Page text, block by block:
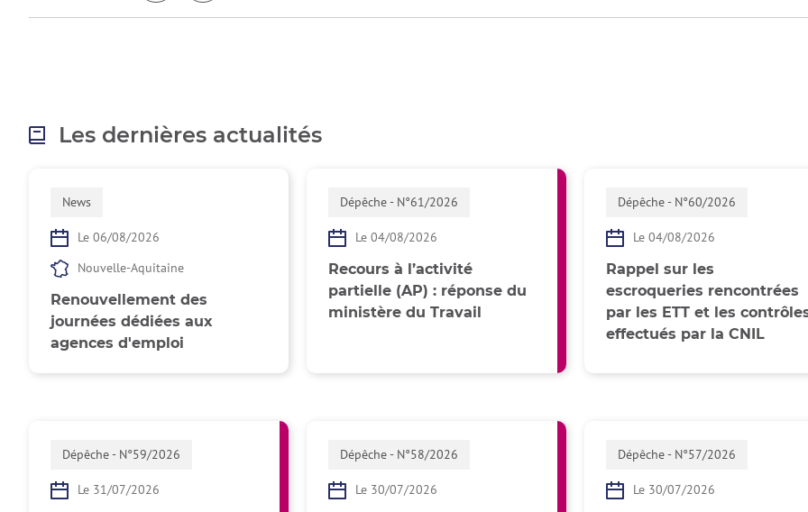
Les dernières actualités
News
Le 06/08/2026
Nouvelle-Aquitaine
Renouvellement des
journées dédiées aux
agences d'emploi
Dépêche - N°61/2026
Le 04/08/2026
Recours à l’activité
partielle (AP) : réponse du
ministère du Travail
Dépêche - N°60/2026
Le 04/08/2026
Rappel sur les
escroqueries rencontrées
par les ETT et les
effectués par la CNIL
Dépêche - N°59/2026
Le 31/07/2026
Dépêche - N°58/2026
Le 30/07/2026
Dépêche - N°57/2026
Le 30/07/2026